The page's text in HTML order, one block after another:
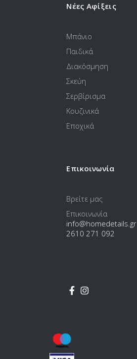
Νέες Αφίξεις
Μπάνιο
Παιδικά
Διακόσμηση
Σκεύη
Σερβίρισμα
Κουζινικά
Εποχικά
Επικοινωνία
Βρείτε μας
Επικοινωνία
info@homedetails.gr
2610 271 092